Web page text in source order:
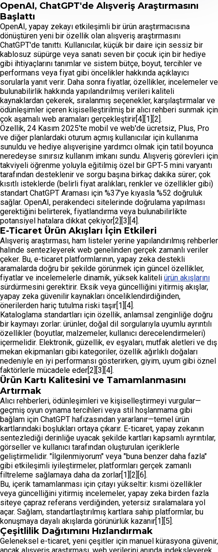
OpenAI, ChatGPT'de Alışveriş Araştırmasını
Başlattı
OpenAI, yapay zekayı etkileşimli bir ürün araştırmacısına
dönüştüren yeni bir özellik olan alışveriş araştırmasını
ChatGPT'de tanıttı. Kullanıcılar, küçük bir daire için sessiz bir
kablosuz süpürge veya sanatı seven bir çocuk için bir hediye
gibi ihtiyaçlarını tanımlar ve sistem bütçe, boyut, tercihler ve
performans veya fiyat gibi öncelikler hakkında açıklayıcı
sorularla yanıt verir. Daha sonra fiyatlar, özellikler, incelemeler ve
bulunabilirlik hakkında yapılandırılmış verileri kaliteli
kaynaklardan çekerek, sıralanmış seçenekler, karşılaştırmalar ve
ödünleşimler içeren kişiselleştirilmiş bir alıcı rehberi sunmak için
çok aşamalı web aramaları gerçekleştirir[4][1][2].
Özellik, 24 Kasım 2025'te mobil ve web'de ücretsiz, Plus, Pro
ve diğer planlardaki oturum açmış kullanıcılar için kullanıma
sunuldu ve hediye alışverişine yardımcı olmak için tatil boyunca
neredeyse sınırsız kullanım imkanı sundu. Alışveriş görevleri için
takviyeli öğrenme yoluyla eğitilmiş özel bir GPT-5 mini varyantı
tarafından desteklenir ve sorgu başına birkaç dakika sürer; çok
kısıtlı isteklerde (belirli fiyat aralıkları, renkler ve özellikler gibi)
standart ChatGPT Araması için %37'ye kıyasla %52 doğruluk
sağlar. OpenAI, perakendeci sitelerinde doğrulama yapılması
gerektiğini belirterek, fiyatlandırma veya bulunabilirlikte
potansiyel hatalara dikkat çekiyor[2][3][4].
E-Ticaret Ürün Akışları İçin Etkileri
Alışveriş araştırması, ham listeler yerine yapılandırılmış rehberler
halinde sentezleyerek web genelinden gerçek zamanlı veriler
çeker. Bu, e-ticaret platformlarının, yapay zeka destekli
aramalarda doğru bir şekilde görünmek için güncel özellikler,
fiyatlar ve incelemelerle dinamik, yüksek kaliteli ürün akışlarını
sürdürmesini gerektirir. Eksik veya güncelliğini yitirmiş akışlar,
yapay zeka güvenilir kaynakları önceliklendirdiğinden,
önerilerden hariç tutulma riski taşır[1][4].
Kataloglama standartları için özellik, anlamsal zenginliğe doğru
bir kaymayı zorlar: ürünler, doğal dil sorgularıyla uyumlu ayrıntılı
özellikler (boyutlar, malzemeler, kullanıcı derecelendirmeleri)
içermelidir. Elektronik, güzellik, ev eşyaları, mutfak aletleri ve dış
mekan ekipmanları gibi kategoriler, özellik ağırlıklı doğaları
nedeniyle en iyi performansı gösterirken, giyim, uyum gibi öznel
faktörlerle mücadele eder[2][3][4].
Ürün Kartı Kalitesini ve Tamamlanmasını
Artırmak
Alıcı rehberleri, ödünleşimleri ve kişiselleştirmeyi vurgular—
geçmiş oyun oynama tercihleri veya stil hoşlanmama gibi
bağlam için ChatGPT hafızasından yararlanır—temel ürün
kartlarındaki boşlukları ortaya çıkarır. E-ticaret, yapay zekanın
sentezlediği derinliğe uyacak şekilde kartları kapsamlı ayrıntılar,
görseller ve kullanıcı tarafından oluşturulan içeriklerle
geliştirmelidir. "İlgilenmiyorum" veya "buna benzer daha fazla"
gibi etkileşimli iyileştirmeler, platformları gerçek zamanlı
filtreleme sağlamaya daha da zorlar[1][2][6].
Bu, içerik tamamlanması için çıtayı yükseltir: kısmi özellikler
veya güncelliğini yitirmiş incelemeler, yapay zeka birden fazla
siteye çapraz referans verdiğinden, yetersiz sıralamalara yol
açar. Sağlam, standartlaştırılmış kartlara sahip platformlar, bu
konuşmaya dayalı akışlarda görünürlük kazanır[1][5].
Çeşitlilik Dağıtımını Hızlandırmak
Geleneksel e-ticaret, yeni çeşitler için manuel kürasyona güvenir,